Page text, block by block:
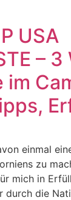
USA
– 3
einmal
zu
mich in
durch die